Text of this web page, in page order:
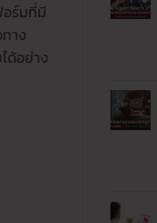
ร์มที่มี
าง
ด้อย่าง